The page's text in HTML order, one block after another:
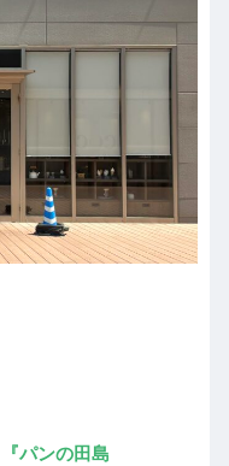
『パンの田島